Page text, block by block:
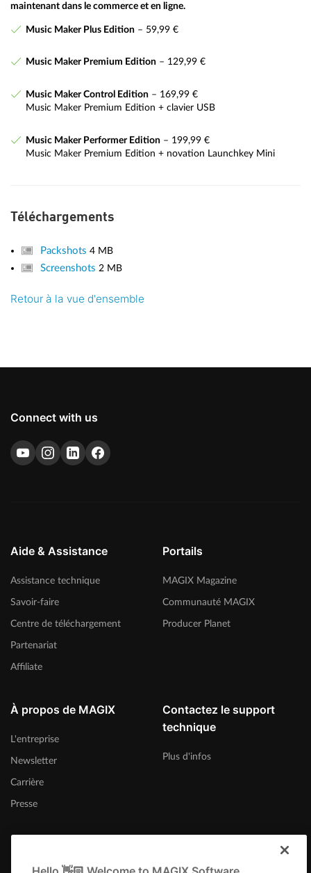
maintenant dans le commerce et en ligne.
Music Maker Plus Edition– 59,99 €
Music Maker Premium Edition– 129,99 €
Music Maker Control Edition– 169,99 €
Music Maker Premium Edition + clavier USB
Music Maker Performer Edition– 199,99 €
Music Maker Premium Edition + novation Launchkey Mini
Téléchargements
Packshots4 MB
Screenshots 2 MB
Retour à la vue d'ensemble
Connect with us
Aide & Assistance
Assistance technique
Savoir-faire
Centre de téléchargement
Partenariat
Affiliate
Portails
MAGIX Magazine
Communauté MAGIX
Producer Planet
À propos de MAGIX
L'entreprise
Newsletter
Carrière
Presse
Contactez le support
technique
Plus d'infos